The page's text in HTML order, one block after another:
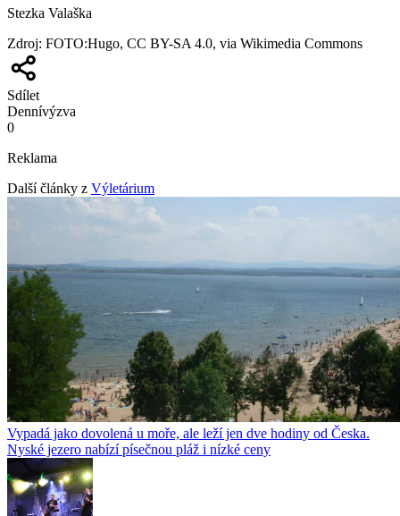
Stezka Valaška
Zdroj: FOTO:Hugo, CC BY-SA 4.0, via Wikimedia Commons
Sdílet
Dennívýzva
0
Reklama
Další články z Výletárium
Vypadá jako dovolená u moře, ale leží jen dve hodiny od Česka.
Nyské jezero nabízí písečnou pláž i nízké ceny